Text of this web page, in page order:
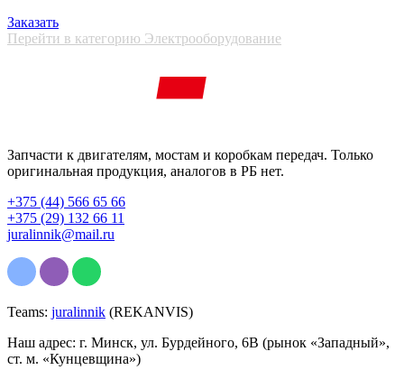
Заказать
Перейти в категорию Электрооборудование
Запчасти к двигателям, мостам и коробкам передач. Только
оригинальная продукция, аналогов в РБ нет.
+375 (44) 566 65 66
+375 (29) 132 66 11
juralinnik@mail.ru
Teams: juralinnik (REKANVIS)
Наш адрес: г. Минск, ул. Бурдейного, 6В (рынок «Западный»,
ст. м. «Кунцевщина»)